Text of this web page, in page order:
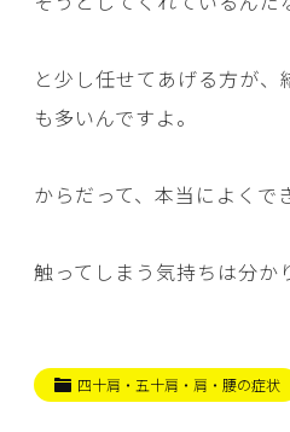
と少し任せてあげる方が、
も多いんですよ。
からだって、本当によくで
触ってしまう気持ちは分か
四十肩・五十肩・肩・腰の症状